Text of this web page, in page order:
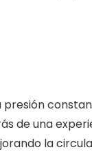
presión
de una
la